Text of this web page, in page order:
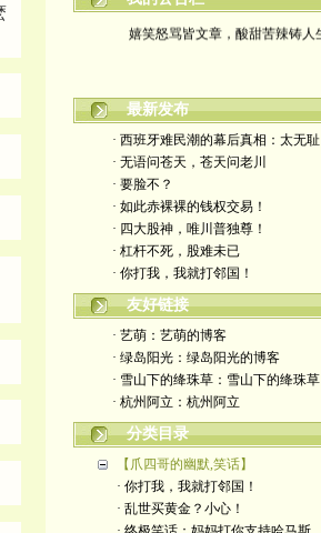
最新发布
· 西班牙难民潮的幕后真相：太无耻
· 无语问苍天，苍天问老川
· 要脸不？
· 如此赤裸裸的钱权交易！
· 四大股神，唯川普独尊！
· 杠杆不死，股难未已
· 你打我，我就打邻国！
友好链接
· 艺萌：艺萌的博客
· 绿岛阳光：绿岛阳光的博客
· 雪山下的绛珠草：雪山下的绛珠草
· 杭州阿立：杭州阿立
分类目录
【爪四哥的幽默,笑话】
· 你打我，我就打邻国！
· 乱世买黄金？小心！